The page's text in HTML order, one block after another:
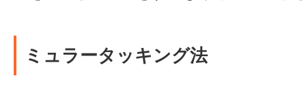
ミュラータッキング法